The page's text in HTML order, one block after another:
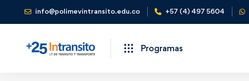
info@polimevintransito.edu.co +57 (4) 497 5604
Programas